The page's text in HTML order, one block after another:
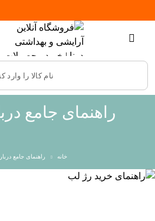
راهنمای جامع
خانه راهنمای جامع